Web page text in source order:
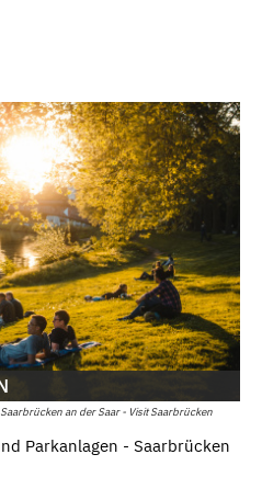
an der Saar - Visit Saarbrücken
Parkanlagen - Saarbrücken